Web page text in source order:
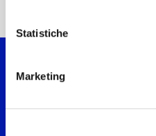
Statistiche
Marketing